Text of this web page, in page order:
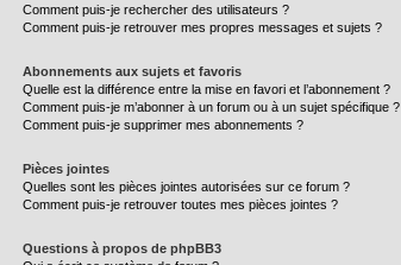
Comment puis-je rechercher des utilisateurs ?
Comment puis-je retrouver mes propres messages et sujets ?
Abonnements aux sujets et favoris
Quelle est la différence entre la mise en favori et l’abonnement ?
Comment puis-je m’abonner à un forum ou à un sujet spécifique ?
Comment puis-je supprimer mes abonnements ?
Pièces jointes
Quelles sont les pièces jointes autorisées sur ce forum ?
Comment puis-je retrouver toutes mes pièces jointes ?
Questions à propos de phpBB3